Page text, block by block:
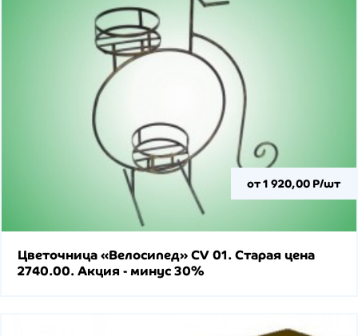
от 1 920,00 Р/шт
Цветочница «Велосипед» CV 01. Старая цена
2740.00. Акция - минус 30%